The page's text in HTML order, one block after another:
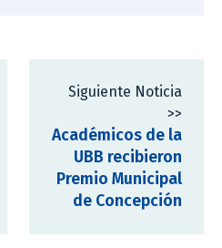
Siguiente Noticia
>>
Académicos de la
UBB recibieron
Premio Municipal
de Concepción